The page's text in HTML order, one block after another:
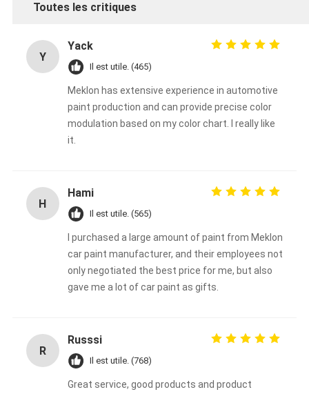
Toutes les critiques
Y
Yack
Il est utile. (465)
Meklon has extensive experience in automotive
paint production and can provide precise color
modulation based on my color chart. I really like
it.
H
Hami
Il est utile. (565)
I purchased a large amount of paint from Meklon
car paint manufacturer, and their employees not
only negotiated the best price for me, but also
gave me a lot of car paint as gifts.
R
Russsi
Il est utile. (768)
Great service, good products and product